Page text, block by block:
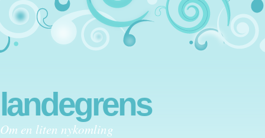
landegrens
Om en liten nykomling